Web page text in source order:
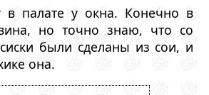
в палате у окна. Конечно в
но точно знаю, что со
были сделаны из сои, и
она.